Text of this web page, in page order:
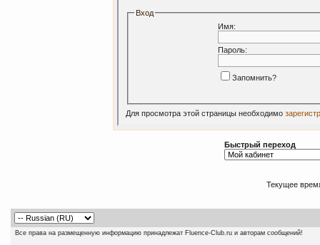
Вход
Имя:
Пароль:
Запомнить?
Для просмотра этой страницы необходимо
Быстрый переход
Текущее
Все права на размещенную информацию принадлежат Fluence-Club.ru и авторам сообщений!